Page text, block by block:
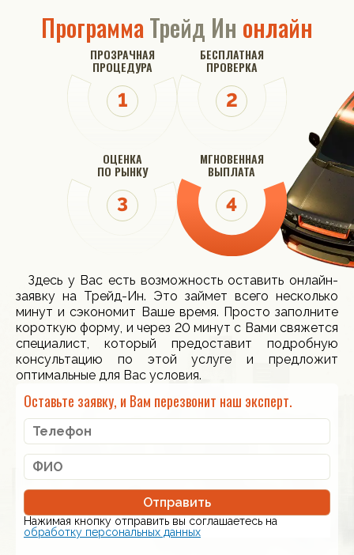
ПрограммаТрейд Ин онлайн
ПРОЗРАЧНАЯ
ПРОЦЕДУРА
БЕСПЛАТНАЯ
ПРОВЕРКА
ОЦЕНКА
ПО РЫНКУ
МГНОВЕННАЯ
ВЫПЛАТА
Здесь у Вас есть возможность оставить онлайн-
заявку на Трейд-Ин. Это займет всего несколько
минут и сэкономит Ваше время. Просто заполните
короткую форму, и через 20 минут с Вами свяжется
специалист, который предоставит подробную
консультацию по этой услуге и предложит
оптимальные для Вас условия.
Оставьте заявку, и Вам перезвонит наш эксперт.
Отправить
Нажимая кнопку отправить вы соглашаетесь на
обработку персональных данных